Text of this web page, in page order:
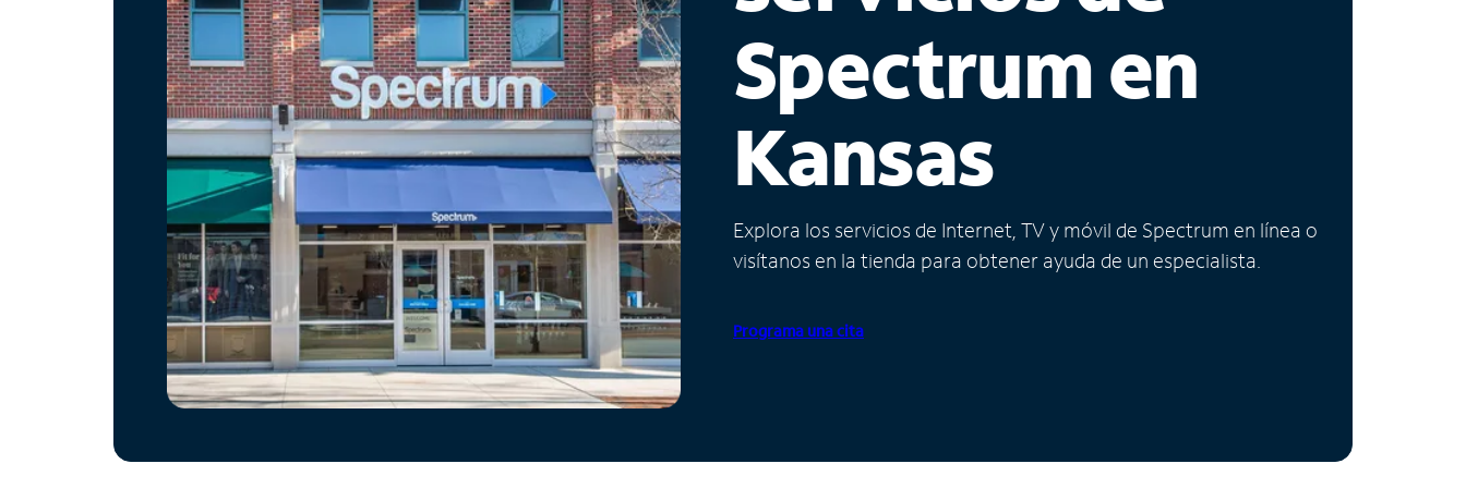
Spectrum en
Kansas
Explora los servicios de Internet, TV y móvil de Spectrum en línea o
visítanos en la tienda para obtener ayuda de un especialista.
Programa una cita